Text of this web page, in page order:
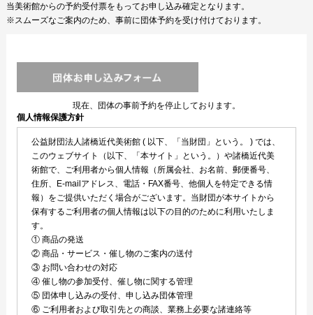
当美術館からの予約受付票をもってお申し込み確定となります。
※スムーズなご案内のため、事前に団体予約を受け付けております。
現在、団体の事前予約を停止しております。
個人情報保護方針
公益財団法人諸橋近代美術館 ( 以下、「当財団」という。 ) では、
このウェブサイト（以下、「本サイト」という。）や諸橋近代美
術館で、ご利用者から個人情報（所属会社、お名前、郵便番号、
住所、E-mailアドレス、電話・FAX番号、他個人を特定できる情
報）をご提供いただく場合がございます。当財団が本サイトから
保有するご利用者の個人情報は以下の目的のために利用いたしま
す。
① 商品の発送
② 商品・サービス・催し物のご案内の送付
③ お問い合わせの対応
④ 催し物の参加受付、催し物に関する管理
⑤ 団体申し込みの受付、申し込み団体管理
⑥ ご利用者および取引先との商談、業務上必要な諸連絡等